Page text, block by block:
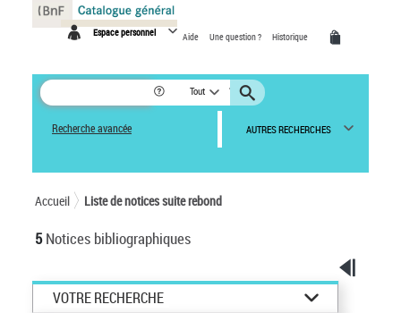
Espace personnel Aide Une question ? Historique
Tout
Recherche avancée AUTRES RECHERCHES
Accueil Liste de notices suite rebond
5Notices bibliographiques
VOTRE RECHERCHE
Panneau de gestion des cookies